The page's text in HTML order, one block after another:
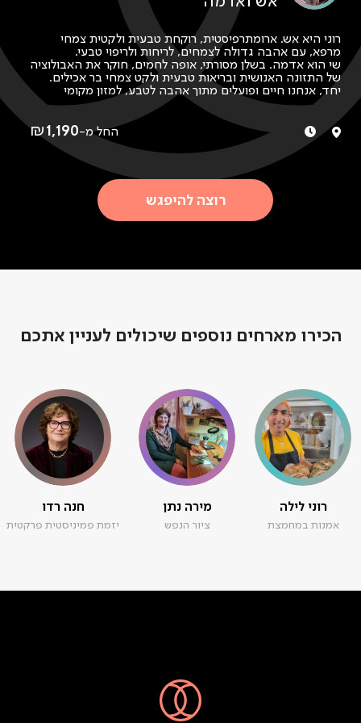
חקלאות
רוני היא אש. ארומתרפיסטית, רוקחת טבעית ולקטית צמחי
מרפא, עם אהבה גדולה לצמחים, לריחות ולריפוי טבעי.
שי הוא אדמה. בשלן מסורתי, אופה לחמים, חוקר את האבולוציה
של התזונה האנושית ובריאות טבעית ולקט צמחי בר אכילים.
יחד, אנחנו חיים ופועלים מתוך אהבה לטבע, למזון מקומי
ועונתי, ולמשמעות שמגיעה מהאדמה.
נצא יחד לשדות הפתוחים של הגליל העליון, נלקט צמחי מאכל
עונתיים ונגלה איך להפוך אותם למאכלים בריאים ומזינים.
במדורה תחת כיפת השמיים או במטבח הכפרי שלנו, תתנסו
בבישול פראי מסורתי, תלמדו טכניקות שיעניקו לכל ארוחה
שלכם נגיעה של טבע ושורשיות, ותחוו חיבור אמיתי לחומרי גלם
תצאו עם רגעים של חיבור, דרך חדשה לראות את האוכל
שסביבכם, טעמים שיישארו בזיכרון, וידע פרקטי שישנה את
הדרך שבה אתם מתייחסים למטבח הטבעי ולליקוט בטבע.
החל מ-1,190
₪
רוצה להיפגש
הכירו מארחים נוספים שיכולים לעניין אתכם
רוני לילה
אמנות במחמצת
מירה נתן
ציור הנפש
חנה רדו
יזמת פמיניסטית פרקטית